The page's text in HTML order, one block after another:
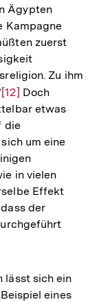
Ägypten
Kampagne
zuerst
Zu ihm
Zur
Auflösung
der
Fußnote
[12] Doch
etwas
die
um eine
in vielen
Effekt
der
lässt sich ein
eines